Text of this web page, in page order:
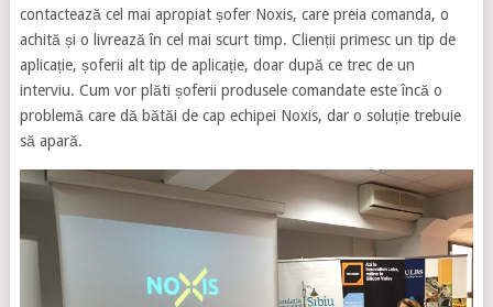
contactează cel mai apropiat șofer Noxis, care preia comanda, o
achită și o livrează în cel mai scurt timp. Clienții primesc un tip de
aplicație, șoferii alt tip de aplicație, doar după ce trec de un
interviu. Cum vor plăti șoferii produsele comandate este încă o
problemă care dă bătăi de cap echipei Noxis, dar o soluție trebuie
să apară.